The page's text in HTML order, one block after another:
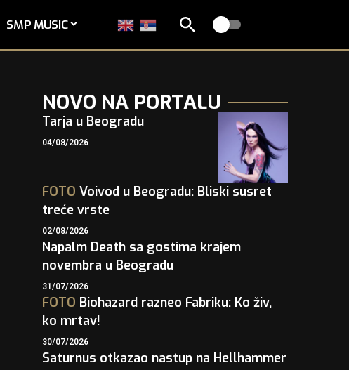
SMP MUSIC
NOVO NA PORTALU
Tarja u Beogradu
04/08/2026
FOTO Voivod u Beogradu: Bliski susret
treće vrste
02/08/2026
Napalm Death sa gostima krajem
novembra u Beogradu
31/07/2026
FOTO Biohazard razneo Fabriku: Ko živ,
ko mrtav!
30/07/2026
Saturnus otkazao nastup na Hellhammer